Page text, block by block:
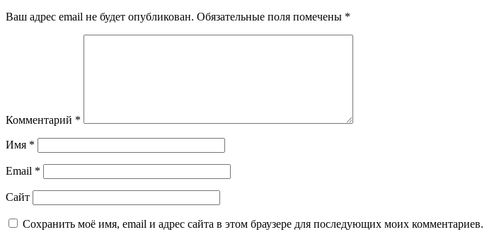
Ваш адрес email не будет опубликован. Обязательные поля помечены *
Комментарий *
Имя *
Email *
Сайт
Сохранить моё имя, email и адрес сайта в этом браузере для последующих моих комментариев.